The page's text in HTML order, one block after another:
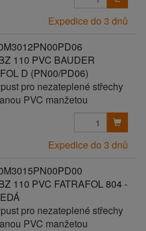
Expedice do 3 dnů
110 PVC BAUDER
D (PN00/PD06)
pro nezateplené střechy
PVC manžetou
Expedice do 3 dnů
110 PVC FATRAFOL 804 -
pro nezateplené střechy
PVC manžetou